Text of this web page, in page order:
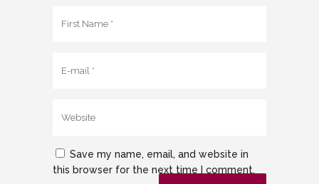
Save my name, email, and website in
this browser for the next time I comment.